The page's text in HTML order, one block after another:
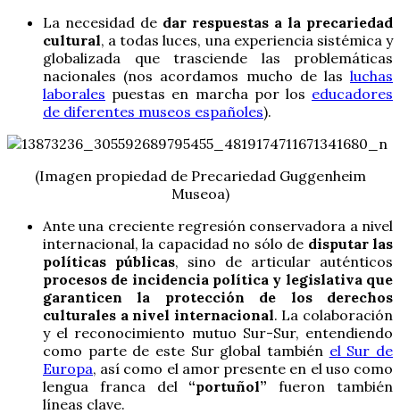
La necesidad de dar respuestas a la precariedad
cultural, a todas luces, una experiencia sistémica y
globalizada que trasciende las problemáticas
nacionales (nos acordamos mucho de las luchas
laborales puestas en marcha por los educadores
de diferentes museos españoles).
(Imagen propiedad de Precariedad Guggenheim
Museoa)
Ante una creciente regresión conservadora a nivel
internacional, la capacidad no sólo de disputar las
políticas públicas, sino de articular auténticos
procesos de incidencia política y legislativa que
garanticen la protección de los derechos
culturales a nivel internacional. La colaboración
y el reconocimiento mutuo Sur-Sur, entendiendo
como parte de este Sur global también el Sur de
Europa, así como el amor presente en el uso como
lengua franca del “portuñol” fueron también
líneas clave.